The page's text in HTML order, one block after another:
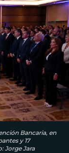
Bancaria, en
y 17
Jorge Jara